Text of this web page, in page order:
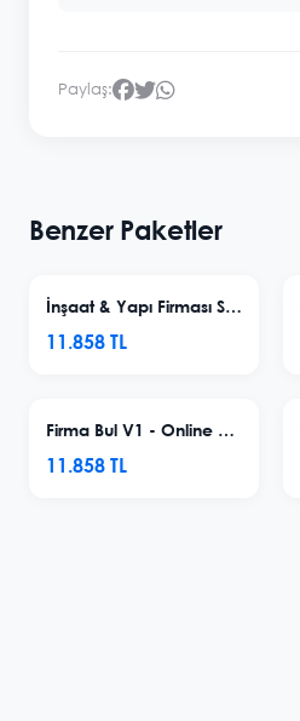
Paylaş:
Benzer Paketler
İnşaat & Yapı Firması Sitesi V9
11.858 TL
Firma Bul V1 - Online Firma Rehberi Sistemi
11.858 TL